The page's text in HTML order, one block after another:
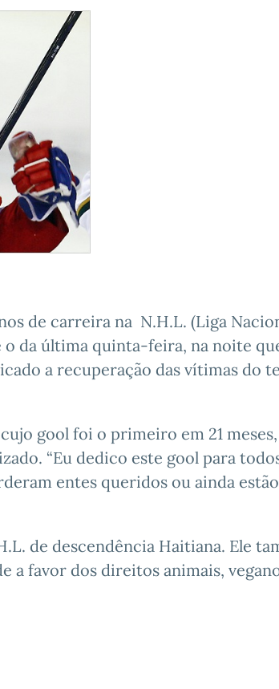
de carreira na N.H.L. (Liga
da última quinta-feira, na noite
a recuperação das vítimas do
gool foi o primeiro em 21
“Eu dedico este gool para
entes queridos ou ainda
de descendência Haitiana. Ele
a favor dos direitos animais,